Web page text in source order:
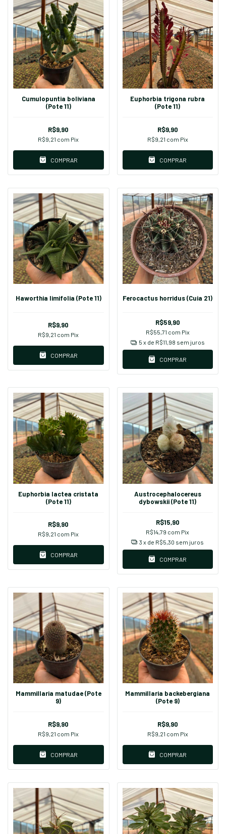
Cumulopuntia boliviana
(Pote 11)
R$9,90
R$9,21 com Pix
COMPRAR
Euphorbia trigona rubra
(Pote 11)
R$9,90
R$9,21 com Pix
COMPRAR
Haworthia limifolia (Pote 11)
R$9,90
R$9,21 com Pix
COMPRAR
Ferocactus horridus (Cuia 21)
R$59,90
R$55,71 com Pix
5 x de R$11,98 sem juros
COMPRAR
Euphorbia lactea cristata
(Pote 11)
R$9,90
R$9,21 com Pix
COMPRAR
Austrocephalocereus
dybowskii (Pote 11)
R$15,90
R$14,79 com Pix
3 x de R$5,30 sem juros
COMPRAR
Mammillaria matudae (Pote
9)
R$9,90
R$9,21 com Pix
COMPRAR
Mammillaria backebergiana
(Pote 9)
R$9,90
R$9,21 com Pix
COMPRAR